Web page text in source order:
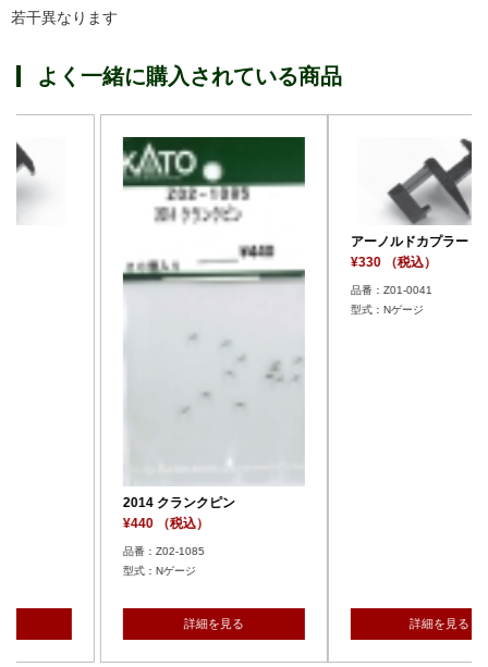
若干異なります
よく一緒に購入されている商品
アーノルドカプラー
¥330 （税込）
詳細を見る 詳細を見る